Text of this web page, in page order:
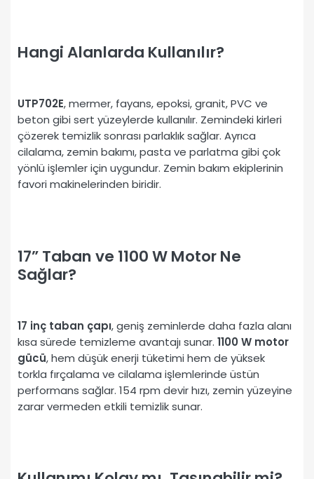
Hangi Alanlarda Kullanılır?
UTP702E, mermer, fayans, epoksi, granit, PVC ve
beton gibi sert yüzeylerde kullanılır. Zemindeki kirleri
çözerek temizlik sonrası parlaklık sağlar. Ayrıca
cilalama, zemin bakımı, pasta ve parlatma gibi çok
yönlü işlemler için uygundur. Zemin bakım ekiplerinin
favori makinelerinden biridir.
17” Taban ve 1100 W Motor Ne
Sağlar?
17 inç taban çapı, geniş zeminlerde daha fazla alanı
kısa sürede temizleme avantajı sunar. 1100 W motor
gücü, hem düşük enerji tüketimi hem de yüksek
torkla fırçalama ve cilalama işlemlerinde üstün
performans sağlar. 154 rpm devir hızı, zemin yüzeyine
zarar vermeden etkili temizlik sunar.